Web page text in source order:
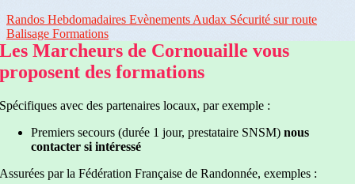
Randos Hebdomadaires Evènements Audax Sécurité sur route
Balisage Formations
Marcheurs de Cornouaille vous
des formations
avec des partenaires locaux, par exemple :
Premiers secours (durée 1 jour, prestataire SNSM) nous
contacter si intéressé
par la Fédération Française de Randonnée, exemples :